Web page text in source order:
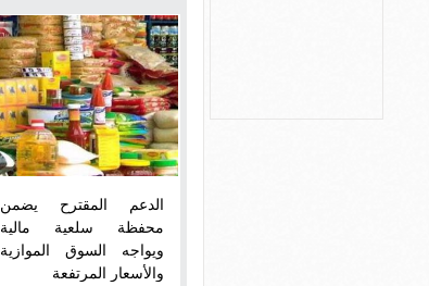
الدعم المقترح يضمن
محفظة سلعية مالية
ويواجه السوق الموازية
والأسعار المرتفعة